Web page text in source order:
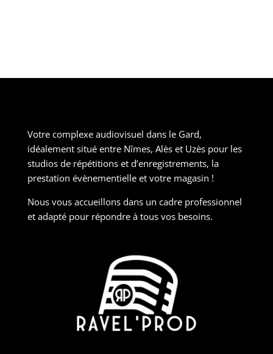
Votre complexe audiovisuel dans le Gard,
idéalement situé entre Nîmes, Alès et Uzès pour les
studios de répétitions et d’enregistrements, la
prestation évènementielle et votre magasin !
Nous vous accueillons dans un cadre professionnel
et adapté pour répondre à tous vos besoins.